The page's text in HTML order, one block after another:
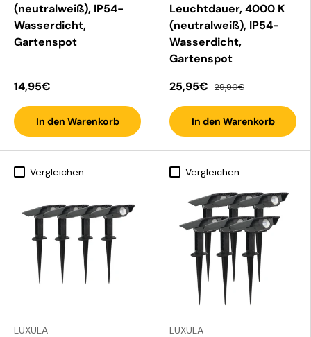
(neutralweiß), IP54-
Wasserdicht,
Gartenspot
14,95€
In den Warenkorb
Leuchtdauer, 4000 K
(neutralweiß), IP54-
Wasserdicht,
Gartenspot
25,95€ 29,90€
In den Warenkorb
Vergleichen
LUXULA
Vergleichen
LUXULA